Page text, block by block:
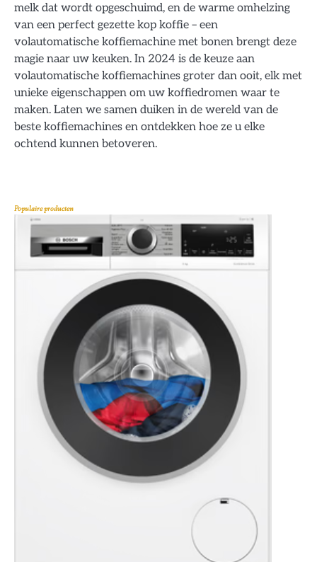
melk dat wordt opgeschuimd, en de warme omhelzing
van een perfect gezette kop koffie – een
volautomatische koffiemachine met bonen brengt deze
magie naar uw keuken. In 2024 is de keuze aan
volautomatische koffiemachines groter dan ooit, elk met
unieke eigenschappen om uw koffiedromen waar te
maken. Laten we samen duiken in de wereld van de
beste koffiemachines en ontdekken hoe ze u elke
ochtend kunnen betoveren.
Populaire producten